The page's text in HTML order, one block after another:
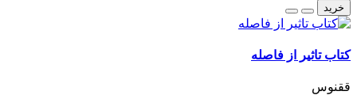
خرید
کتاب تاثیر از فاصله
ققنوس